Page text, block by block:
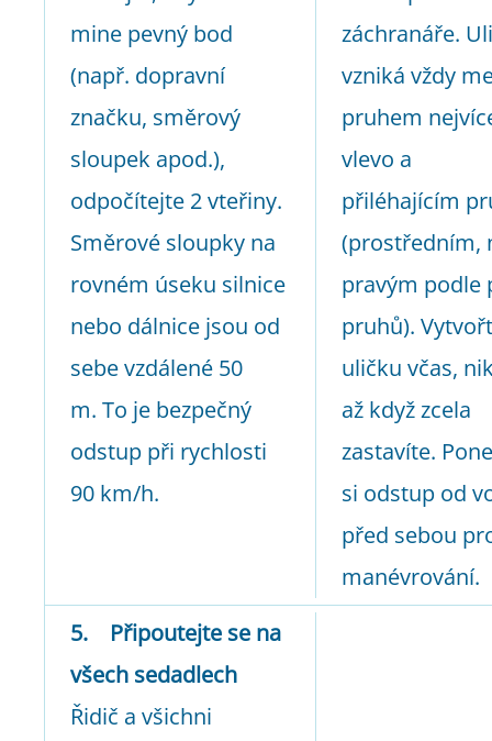
mine pevný bod
(např. dopravní
značku, směrový
sloupek apod.),
odpočítejte 2 vteřiny.
Směrové sloupky na
rovném úseku silnice
nebo dálnice jsou od
sebe vzdálené 50
m. To je bezpečný
odstup při rychlosti
90 km/h.
záchranáře.
vzniká vždy
pruhem
vlevo a
přiléhajícím
(prostředním,
pravým podle
pruhů).
uličku včas,
až když zcela
zastavíte.
si odstup od
před sebou
manévrování.
5. Připoutejte se na
všech sedadlech
Řidič a všichni